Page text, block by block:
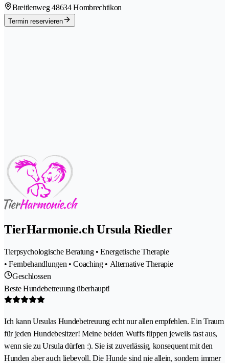
Breitlenweg 48634 Hombrechtikon
Termin reservieren
TierHarmonie.ch Ursula Riedler
Tierpsychologische Beratung • Energetische Therapie
• Fernbehandlungen • Coaching • Alternative Therapie
Geschlossen
Beste Hundebetreuung überhaupt!
Ich kann Ursulas Hundebetreuung echt nur allen empfehlen. Ein Traum
für jeden Hundebesitzer! Meine beiden Wuffs flippen jeweils fast aus,
wenn sie zu Ursula dürfen :). Sie ist zuverlässig, konsequent mit den
Hunden aber auch liebevoll. Die Hunde sind nie allein, sondern immer